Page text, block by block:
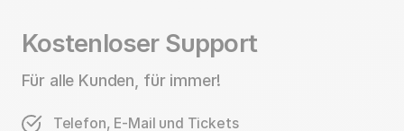
Kostenloser Support
Für alle Kunden, für immer!
Telefon, E-Mail und Tickets